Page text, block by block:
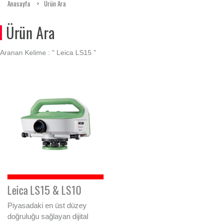
Anasayfa Ürün Ara
Ürün Ara
Aranan Kelime : " Leica LS15 "
Leica LS15 & LS10
Piyasadaki en üst düzey
doğruluğu sağlayan dijital